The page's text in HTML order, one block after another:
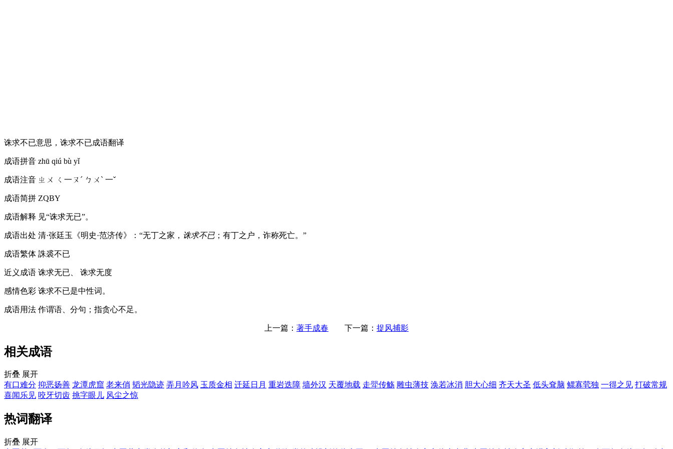
诛求不已意思，诛求不已成语翻译
成语拼音 zhū qiú bù yǐ
成语注音 ㄓㄨ ㄑ一ㄡˊ ㄅㄨˋ 一ˇ
成语简拼 ZQBY
成语解释 见“诛求无已”。
成语出处 清·张廷玉《明史·范济传》：“无丁之家， 诛求不已 ；有丁之户，诈称死亡。”
成语繁体 誅裘不已
近义成语 诛求无已、 诛求无度
感情色彩 诛求不已是中性词。
成语用法 作谓语、分句；指贪心不足。
上一篇： 著手成春 下一篇： 捉风捕影
相关成语
折叠 展开
有口难分 抑恶扬善 龙潭虎窟 老来俏 韬光隐迹 弄月吟风 玉质金相 迁延日月 重岩迭障 墙外汉 天覆地载 走斝传觞 雕虫薄技 涣若冰消 胆大心细 齐天大圣 低头耷脑 鳏寡茕独 一得之见 打破常规
喜闻乐见 咬牙切齿 挑字眼儿 风尘之惊
热词翻译
折叠 展开